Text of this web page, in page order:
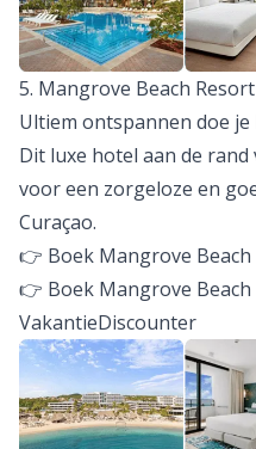
5. Mangrove Beach Resort
Ultiem ontspannen doe
Dit luxe hotel aan de
voor een zorgeloze en
Curaçao.
👉 Boek Mangrove
👉 Boek Mangrove Beach
VakantieDiscounter